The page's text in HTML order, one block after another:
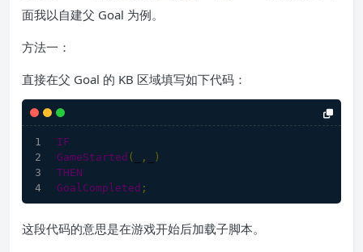
面我以自建父 Goal 为例。
方法一：
直接在父 Goal 的 KB 区域填写如下代码：
IF
GameStarted ( ,
)
THEN
GoalCompleted ;
这段代码的意思是在游戏开始后加载子脚本。